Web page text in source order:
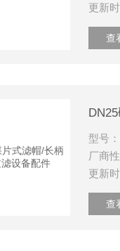
更新
查
型号
厂商
更新
查